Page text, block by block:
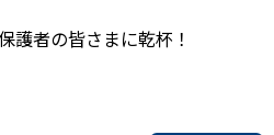
護者の皆さまに乾杯！